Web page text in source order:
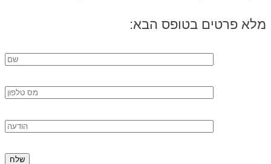
מלא פרטים בטופס הבא: